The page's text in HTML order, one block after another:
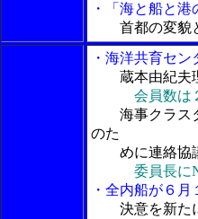
・「海と船と港
首都の変
・海洋共育セ
蔵本由紀夫
会員数は
海事クラスタ
のた
めに連絡協
委員長に
・全内船が６
決意を新た